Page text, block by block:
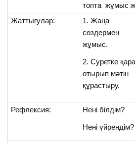
топта жұмыс
Жаттығулар:
1. Жаңа
сөздермен
жұмыс.
2. Суретке
отырып мәтін
құрастыру.
Рефлексия: Нені білдім?
Нені үйрендім?